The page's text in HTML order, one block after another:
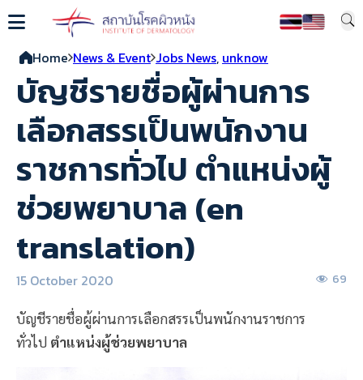
Home News & Event Jobs News, unknow
บัญชีรายชื่อผู้ผ่านการ
เลือกสรรเป็นพนักงาน
ราชการทั่วไป ตำแหน่งผู้
ช่วยพยาบาล (en
translation)
15 October 2020 69
บัญชีรายชื่อผู้ผ่านการเลือกสรรเป็นพนักงานราชการ
ทั่วไป ตำแหน่งผู้ช่วยพยาบาล